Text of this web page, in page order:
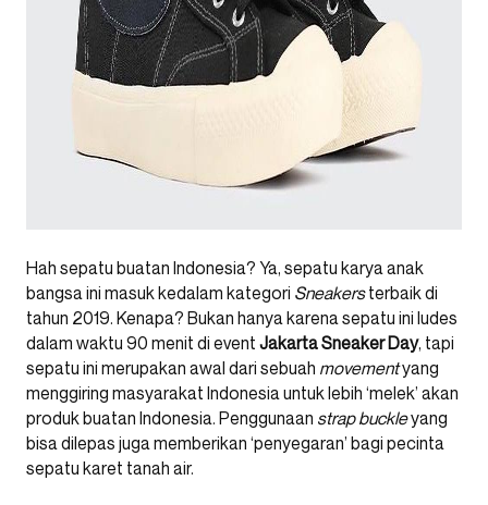
Hah sepatu buatan Indonesia? Ya, sepatu karya anak
bangsa ini masuk kedalam kategori Sneakersterbaik di
tahun 2019. Kenapa? Bukan hanya karena sepatu ini ludes
dalam waktu 90 menit di event Jakarta Sneaker Day, tapi
sepatu ini merupakan awal dari sebuah movementyang
menggiring masyarakat Indonesia untuk lebih ‘melek’ akan
produk buatan Indonesia. Penggunaan strap buckleyang
bisa dilepas juga memberikan ‘penyegaran’ bagi pecinta
sepatu karet tanah air.